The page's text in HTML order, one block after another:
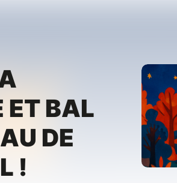
ET BAL
DE
!